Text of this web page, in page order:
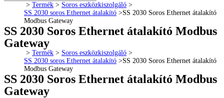
> Termék > Soros eszközkiszolgáló >
SS 2030 soros Ethernet átalakító >SS 2030 Soros Ethernet átalakító
Modbus Gateway
SS 2030 Soros Ethernet átalakító Modbus
Gateway
> Termék > Soros eszközkiszolgáló >
SS 2030 soros Ethernet átalakító >SS 2030 Soros Ethernet átalakító
Modbus Gateway
SS 2030 Soros Ethernet átalakító Modbus
Gateway